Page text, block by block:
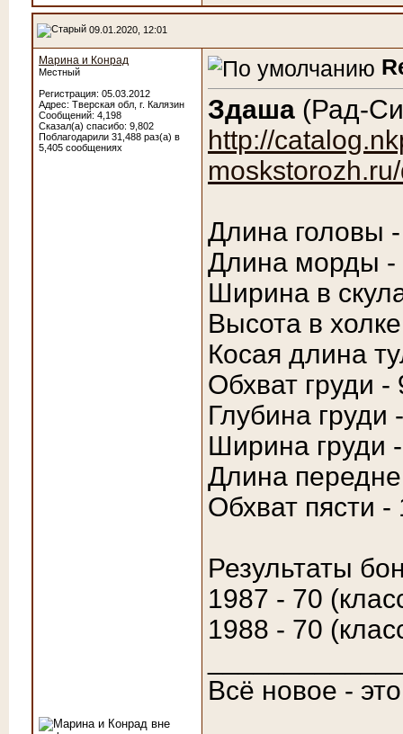
09.01.2020, 12:01
Марина и Конрад
Местный
Регистрация: 05.03.2012
Адрес: Тверская обл, г. Калязин
Сообщений: 4,198
Сказал(а) спасибо: 9,802
Поблагодарили 31,488 раз(а) в
5,405 сообщениях
Здаша (Рад-
http://
Длина головы
Длина морды -
Ширина в
Высота в
Косая длина
Обхват груди -
Глубина груди
Ширина груди
Длина
Обхват пясти -
Результаты
1987 - 70
1988 - 70
Всё новое -